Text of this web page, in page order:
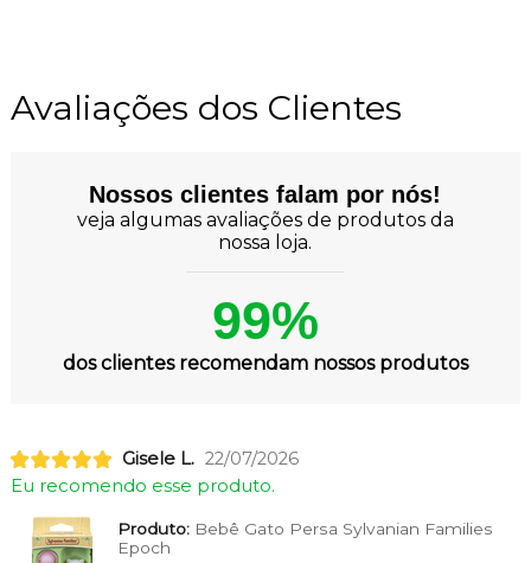
Avaliações dos Clientes
Nossos clientes falam por nós!
veja algumas avaliações de produtos da
nossa loja.
99%
dos clientes recomendam nossos produtos
Gisele L. 22/07/2026
Eu recomendo esse produto.
Produto:Bebê Gato Persa Sylvanian Families
Epoch